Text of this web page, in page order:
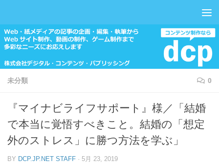
未分類 0
『マイナビライフサポート』様／「結婚
で本当に覚悟すべきこと。結婚の「想定
外のストレス」に勝つ方法を学ぶ」
BY DCP.JP.NET STAFF · 5月 23, 2019